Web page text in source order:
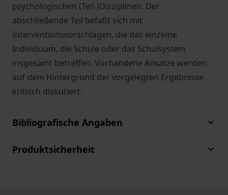
psychologischen (Teil-)Disziplinen. Der
abschließende Teil befaßt sich mit
Interventionsvorschlägen, die das einzelne
Individuum, die Schule oder das Schulsystem
insgesamt betreffen. Vorhandene Ansätze werden
auf dem Hintergrund der vorgelegten Ergebnisse
kritisch diskutiert.
Bibliografische Angaben
Produktsicherheit